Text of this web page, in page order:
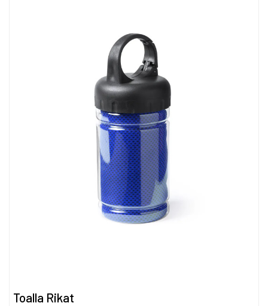
Toalla Rikat